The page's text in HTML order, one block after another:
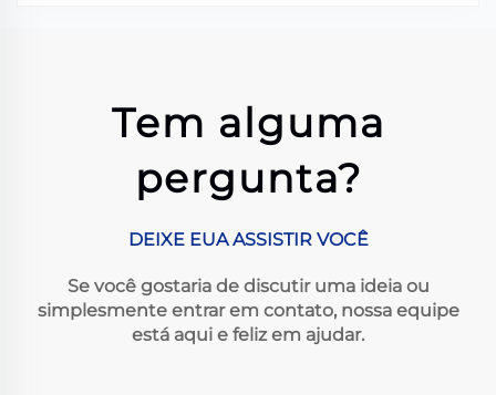
Tem alguma
pergunta?
DEIXE EUA ASSISTIR VOCÊ
Se você gostaria de discutir uma ideia ou
simplesmente entrar em contato, nossa equipe
está aqui e feliz em ajudar.